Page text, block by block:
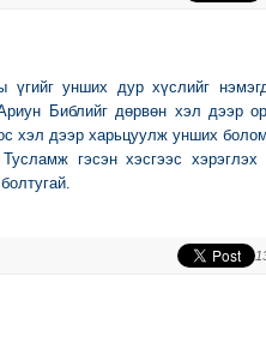
үгийг унших дур хүслийг
Библийг дөрвөн хэл дээр
хэл дээр харьцуулж унших
гэсэн хэсгээс